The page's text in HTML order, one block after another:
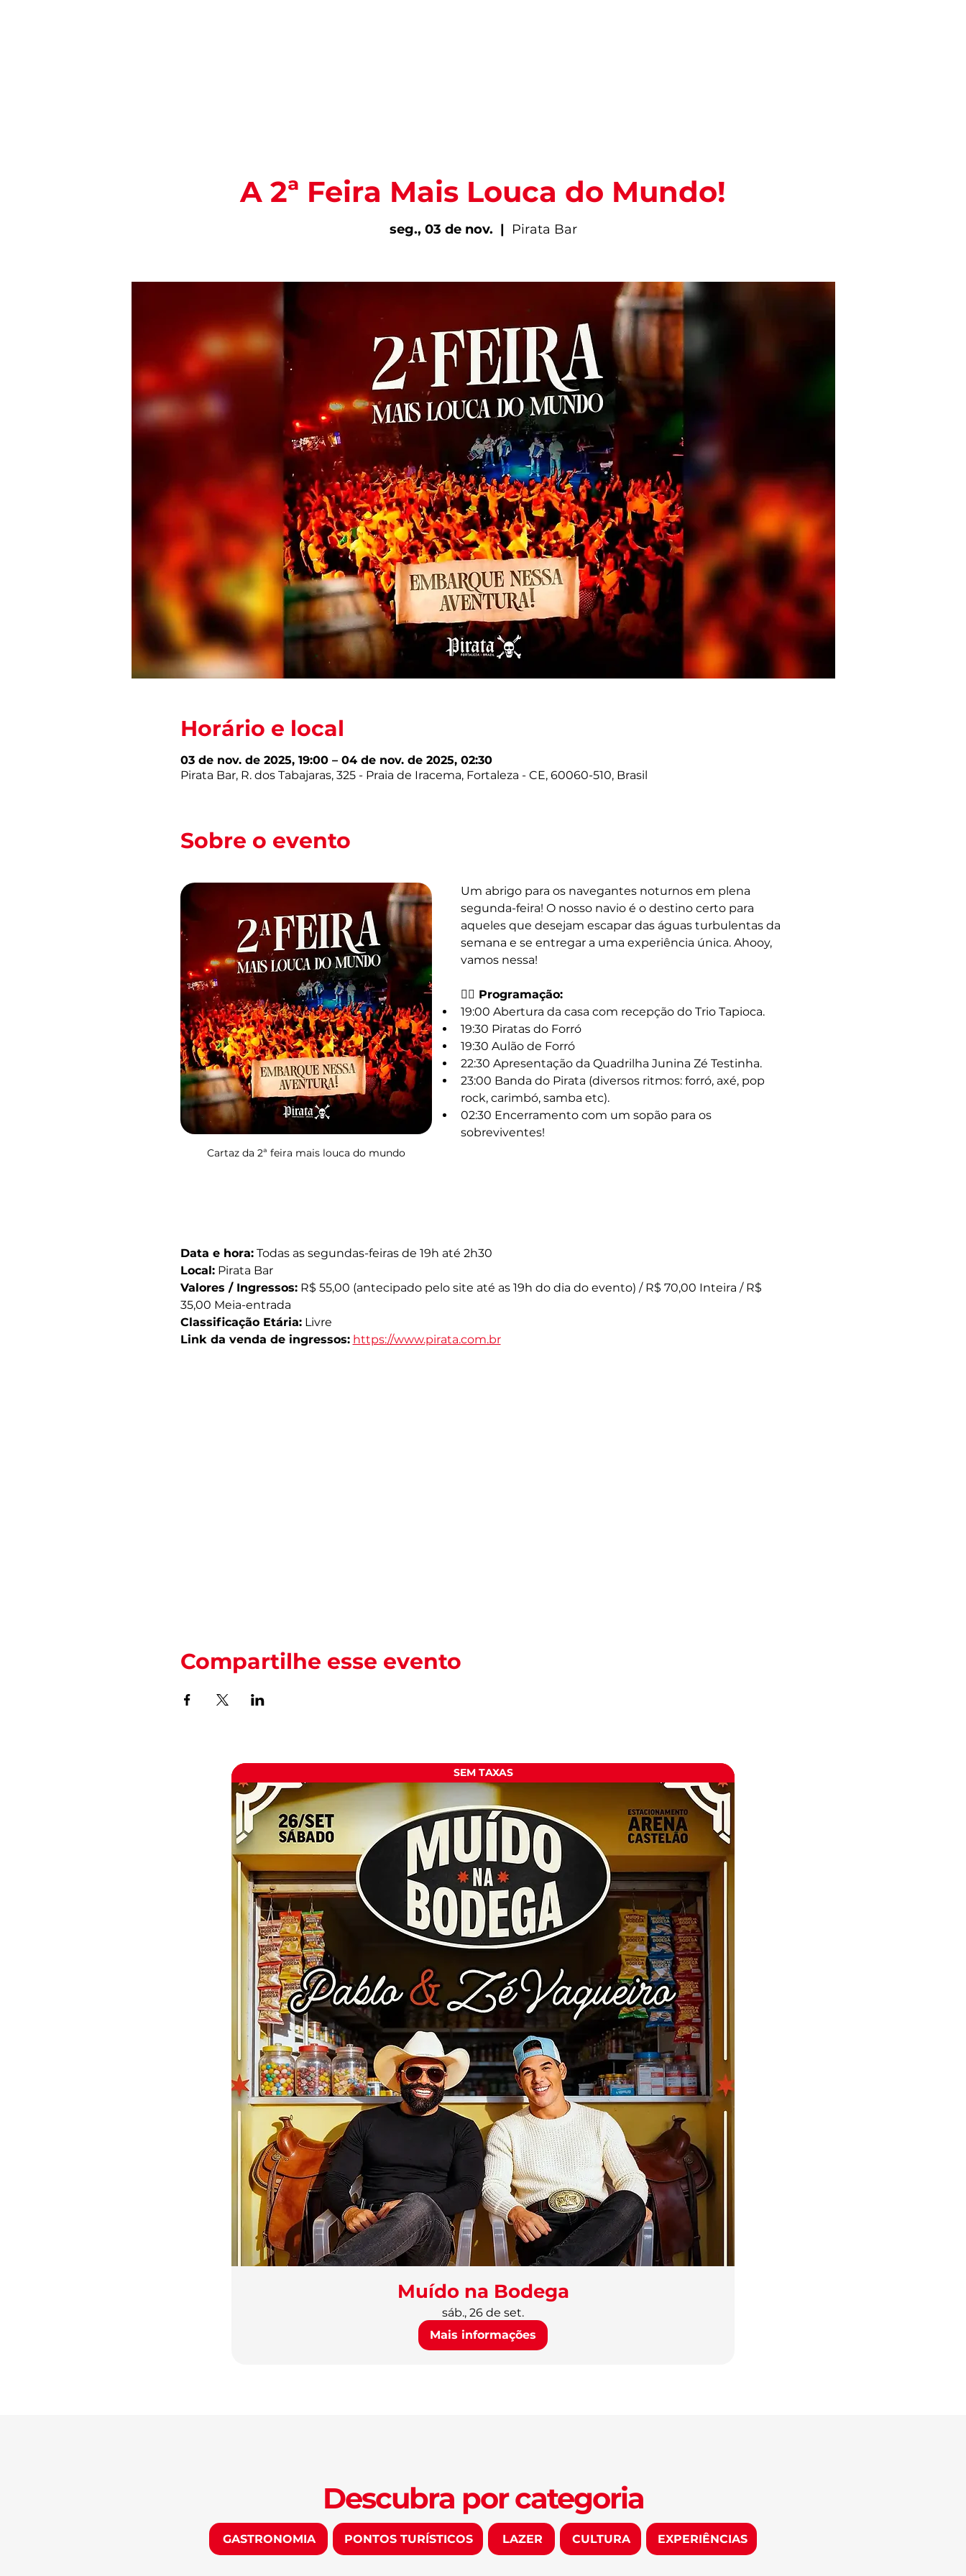
A 2ª Feira Mais Louca do Mundo!
seg., 03 de nov.
  |
Pirata Bar
Horário e local
03 de nov. de 2025, 19:00 – 04 de nov. de 2025, 02:30
Pirata Bar, R. dos Tabajaras, 325 - Praia de Iracema, Fortaleza - CE, 60060-510, Brasil
Sobre o evento
Cartaz da 2ª feira mais louca do mundo
Um abrigo para os navegantes noturnos em plena
segunda-feira! O nosso navio é o destino certo para
aqueles que desejam escapar das águas turbulentas da
semana e se entregar a uma experiência única. Ahooy,
vamos nessa!
🏴‍☠️ Programação:
19:00 Abertura da casa com recepção do Trio Tapioca.
19:30 Piratas do Forró
19:30 Aulão de Forró
22:30 Apresentação da Quadrilha Junina Zé Testinha.
23:00 Banda do Pirata (diversos ritmos: forró, axé, pop
rock, carimbó, samba etc).
02:30 Encerramento com um sopão para os
sobreviventes!
Data e hora: Todas as segundas-feiras de 19h até 2h30
Local: Pirata Bar
Valores / Ingressos: R$ 55,00 (antecipado pelo site até as 19h do dia do evento) / R$ 70,00 Inteira / R$
35,00 Meia-entrada
Classificação Etária: Livre
Link da venda de ingressos: https://www.pirata.com.br
Compartilhe esse evento
SEM TAXAS
Muído na Bodega
sáb., 26 de set.
Mais informações
Descubra por categoria
GASTRONOMIA PONTOS TURÍSTICOS LAZER CULTURA EXPERIÊNCIAS